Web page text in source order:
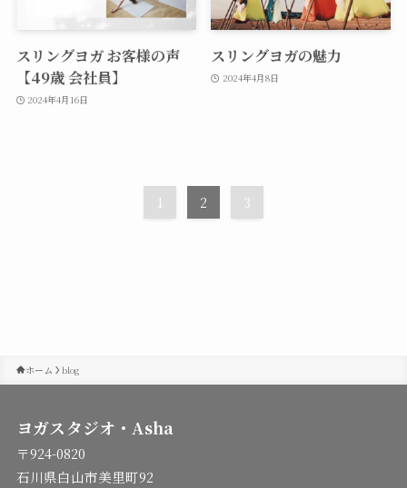
スリングヨガ お客様の声
【49歳 会社員】
2024年4月16日
スリングヨガの魅力
2024年4月8日
1 2 3
ホーム blog
ヨガスタジオ・Asha
〒924-0820
石川県白山市美里町92